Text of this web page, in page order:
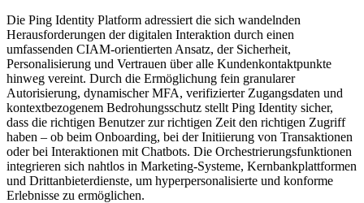
Die Ping Identity Platform adressiert die sich wandelnden
Herausforderungen der digitalen Interaktion durch einen
umfassenden CIAM-orientierten Ansatz, der Sicherheit,
Personalisierung und Vertrauen über alle Kundenkontaktpunkte
hinweg vereint. Durch die Ermöglichung fein granularer
Autorisierung, dynamischer MFA, verifizierter Zugangsdaten und
kontextbezogenem Bedrohungsschutz stellt Ping Identity sicher,
dass die richtigen Benutzer zur richtigen Zeit den richtigen Zugriff
haben – ob beim Onboarding, bei der Initiierung von Transaktionen
oder bei Interaktionen mit Chatbots. Die Orchestrierungsfunktionen
integrieren sich nahtlos in Marketing-Systeme, Kernbankplattformen
und Drittanbieterdienste, um hyperpersonalisierte und konforme
Erlebnisse zu ermöglichen.